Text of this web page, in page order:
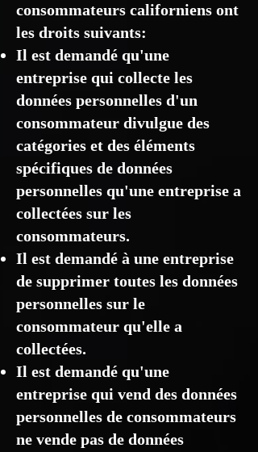
consommateurs californiens ont
les droits suivants:
Il est demandé qu'une
entreprise qui collecte les
données personnelles d'un
consommateur divulgue des
catégories et des éléments
spécifiques de données
personnelles qu'une entreprise a
collectées sur les
consommateurs.
Il est demandé à une entreprise
de supprimer toutes les données
personnelles sur le
consommateur qu'elle a
collectées.
Il est demandé qu'une
entreprise qui vend des données
personnelles de consommateurs
ne vende pas de données